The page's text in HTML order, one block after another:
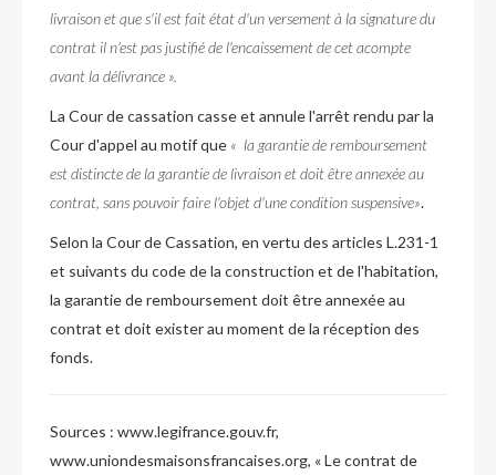
livraison et que s'il est fait état d'un versement à la signature du
contrat il n'est pas justifié de l'encaissement de cet acompte
avant la délivrance ».
La Cour de cassation casse et annule l'arrêt rendu par la
Cour d'appel au motif que « la garantie de remboursement
est distincte de la garantie de livraison et doit être annexée au
contrat, sans pouvoir faire l'objet d'une condition suspensive».
Selon la Cour de Cassation, en vertu des articles L.231-1
et suivants du code de la construction et de l'habitation,
la garantie de remboursement doit être annexée au
contrat et doit exister au moment de la réception des
fonds.
Sources : www.legifrance.gouv.fr,
www.uniondesmaisonsfrancaises.org, « Le contrat de